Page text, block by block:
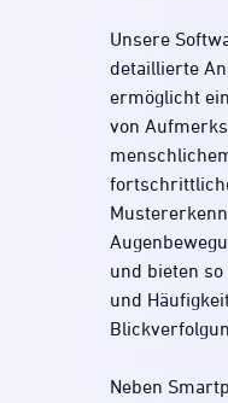
Unsere
detaillierte
ermöglicht
von
und bieten
und
Neben